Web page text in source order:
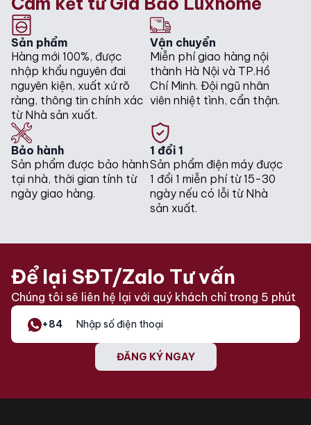
Sản phẩm
Hàng mới 100%, được
nhập khẩu nguyên đai
nguyên kiện, xuất xứ rõ
ràng, thông tin chính xác
từ Nhà sản xuất.
Vận chuyển
Miễn phí giao hàng nội
thành Hà Nội và TP.Hồ
Chí Minh. Đội ngũ nhân
viên nhiệt tình, cẩn thận.
Bảo hành
Sản phẩm được bảo hành
tại nhà, thời gian tính từ
ngày giao hàng.
1 đổi 1
Sản phẩm điện máy được
1 đổi 1 miễn phí từ 15-30
ngày nếu có lỗi từ Nhà
sản xuất.
Để lại SĐT/Zalo Tư vấn
Chúng tôi sẽ liên hệ lại với quý khách chỉ trong 5 phút
+84
ĐĂNG KÝ NGAY